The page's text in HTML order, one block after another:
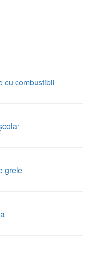
cu combustibil
grele